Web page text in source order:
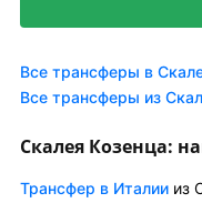
Все трансферы в
Все трансферы из
Скалея Козенца:
Трансфер в Италии из